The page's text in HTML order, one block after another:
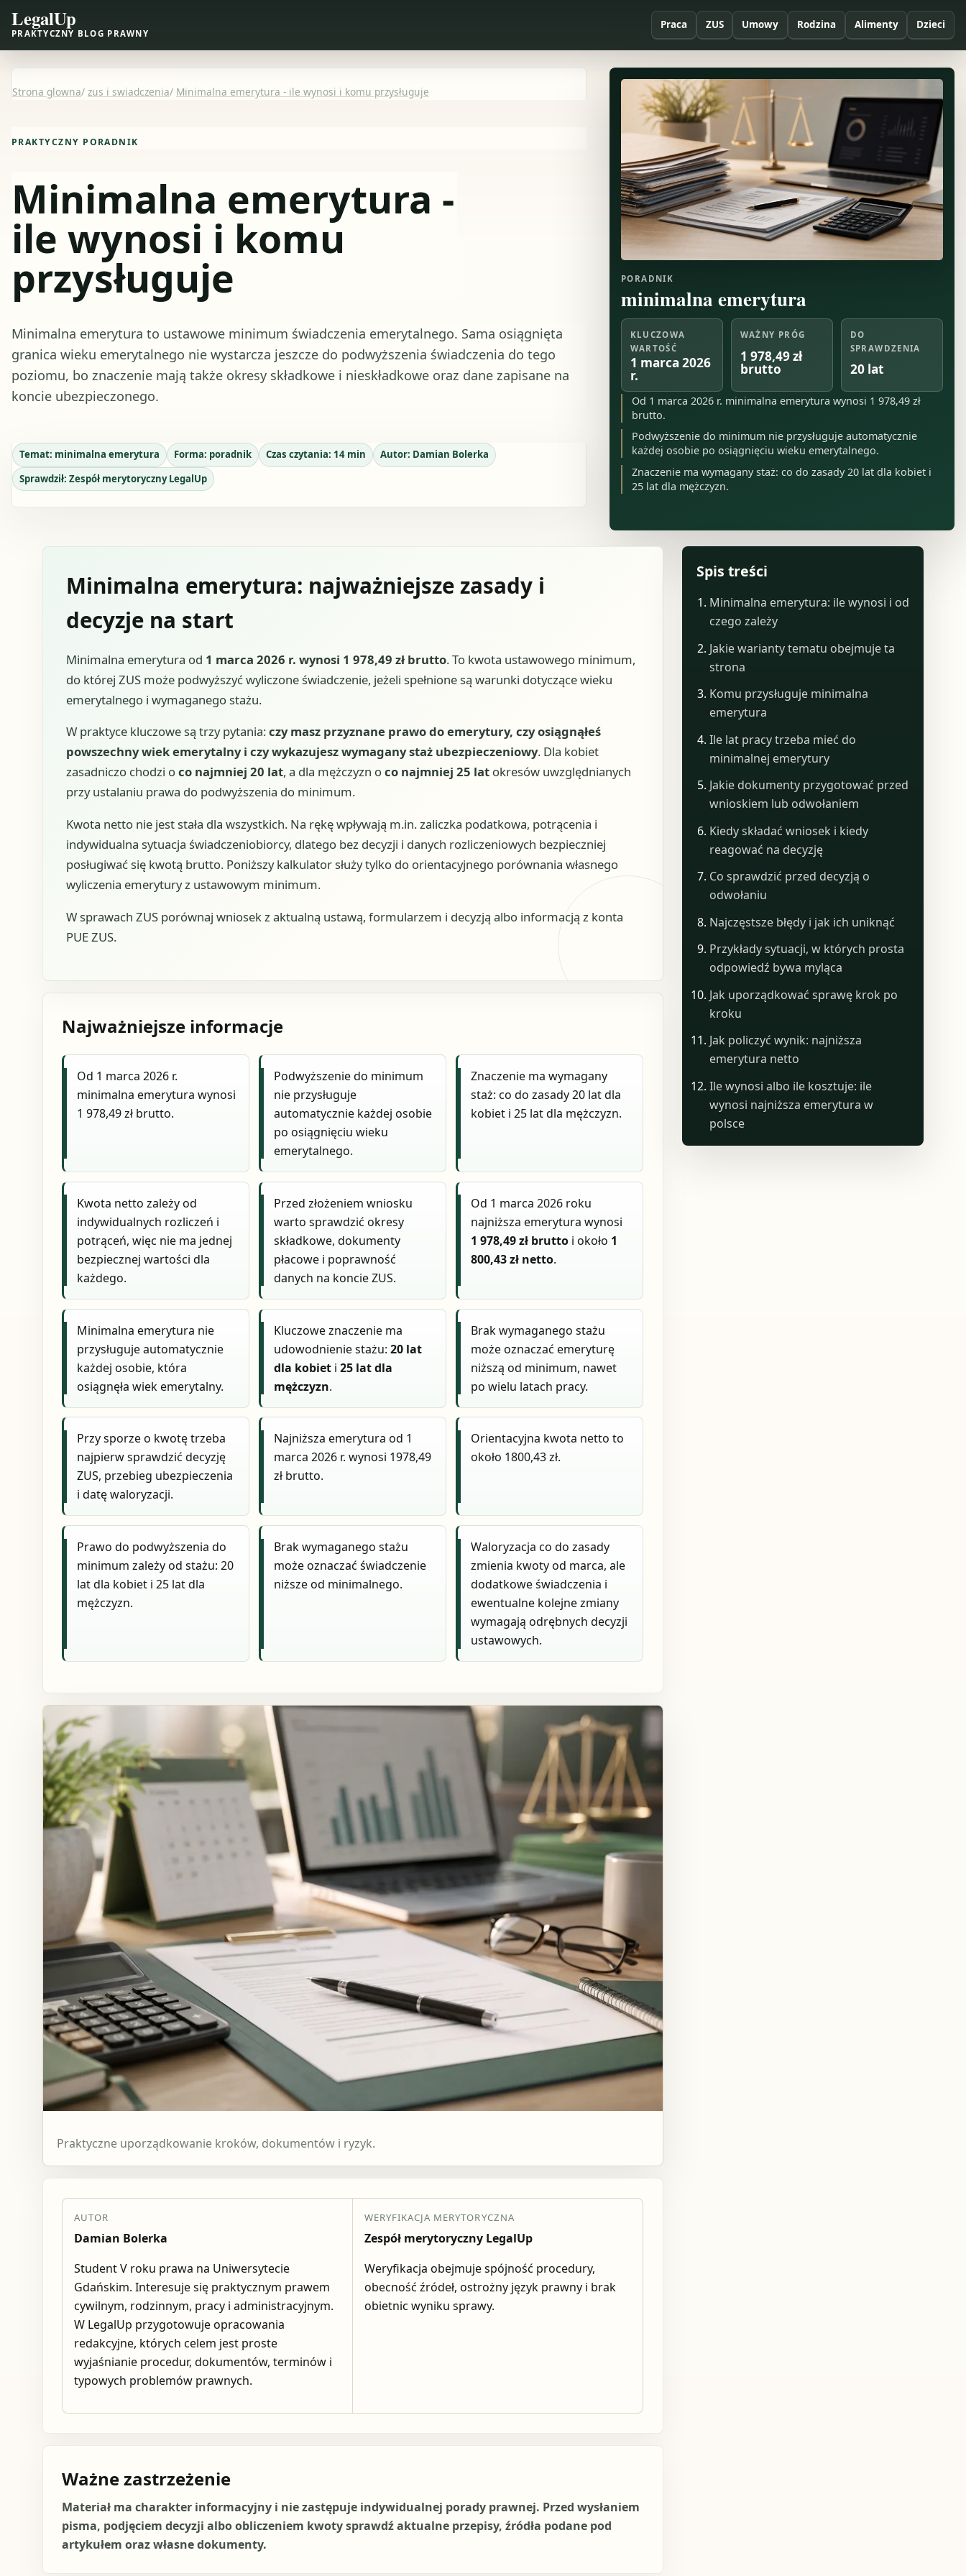
LegalUp
PRAKTYCZNY BLOG PRAWNY
Praca ZUS Umowy Rodzina Alimenty Dzieci
Strona glowna/ zus i swiadczenia/ Minimalna emerytura - ile wynosi i komu przysługuje
PRAKTYCZNY PORADNIK
Minimalna emerytura -
ile wynosi i komu
przysługuje
Minimalna emerytura to ustawowe minimum świadczenia emerytalnego. Sama osiągnięta
granica wieku emerytalnego nie wystarcza jeszcze do podwyższenia świadczenia do tego
poziomu, bo znaczenie mają także okresy składkowe i nieskładkowe oraz dane zapisane na
koncie ubezpieczonego.
Temat: minimalna emerytura Forma: poradnik Czas czytania: 14min Autor: Damian Bolerka
Sprawdził: Zespół merytoryczny LegalUp
PORADNIK
minimalna emerytura
KLUCZOWA
WARTOŚĆ
1 marca 2026
r.
WAŻNY PRÓG
1 978,49 zł
brutto
DO
SPRAWDZENIA
20 lat
Od 1 marca 2026 r. minimalna emerytura wynosi 1 978,49 zł
brutto.
Podwyższenie do minimum nie przysługuje automatycznie
każdej osobie po osiągnięciu wieku emerytalnego.
Znaczenie ma wymagany staż: co do zasady 20 lat dla kobiet i
25 lat dla mężczyzn.
Minimalna emerytura: najważniejsze zasady i
decyzje na start
Minimalna emerytura od 1 marca 2026 r. wynosi 1 978,49 zł brutto. To kwota ustawowego minimum,
do której ZUS może podwyższyć wyliczone świadczenie, jeżeli spełnione są warunki dotyczące wieku
emerytalnego i wymaganego stażu.
W praktyce kluczowe są trzy pytania:czy masz przyznane prawo do emerytury, czy osiągnąłeś
powszechny wiek emerytalny i czy wykazujesz wymagany staż ubezpieczeniowy. Dla kobiet
zasadniczo chodzi oco najmniej 20 lat, a dla mężczyzn oco najmniej 25 latokresów uwzględnianych
przy ustalaniu prawa do podwyższenia do minimum.
Kwota netto nie jest stała dla wszystkich. Na rękę wpływają m.in. zaliczka podatkowa, potrącenia i
indywidualna sytuacja świadczeniobiorcy, dlatego bez decyzji i danych rozliczeniowych bezpieczniej
posługiwać się kwotą brutto. Poniższy kalkulator służy tylko do orientacyjnego porównania własnego
wyliczenia emerytury z ustawowym minimum.
W sprawach ZUS porównaj wniosek z aktualną ustawą, formularzem i decyzją albo informacją z konta
PUE ZUS.
Najważniejsze informacje
Od 1 marca 2026 r.
minimalna emerytura wynosi
1 978,49 zł brutto.
Podwyższenie do minimum
nie przysługuje
automatycznie każdej osobie
po osiągnięciu wieku
emerytalnego.
Znaczenie ma wymagany
staż: co do zasady 20 lat dla
kobiet i 25 lat dla mężczyzn.
Kwota netto zależy od
indywidualnych rozliczeń i
potrąceń, więc nie ma jednej
bezpiecznej wartości dla
każdego.
Przed złożeniem wniosku
warto sprawdzić okresy
składkowe, dokumenty
płacowe i poprawność
danych na koncie ZUS.
Od 1 marca 2026 roku
najniższa emerytura wynosi
1 978,49 zł brutto i około 1
800,43 zł netto.
Minimalna emerytura nie
przysługuje automatycznie
każdej osobie, która
osiągnęła wiek emerytalny.
Kluczowe znaczenie ma
udowodnienie stażu:20 lat
dla kobiet i25 lat dla
mężczyzn.
Brak wymaganego stażu
może oznaczać emeryturę
niższą od minimum, nawet
po wielu latach pracy.
Przy sporze o kwotę trzeba
najpierw sprawdzić decyzję
ZUS, przebieg ubezpieczenia
i datę waloryzacji.
Najniższa emerytura od 1
marca 2026 r. wynosi 1978,49
zł brutto.
Orientacyjna kwota netto to
około 1800,43 zł.
Prawo do podwyższenia do
minimum zależy od stażu: 20
lat dla kobiet i 25 lat dla
mężczyzn.
Brak wymaganego stażu
może oznaczać świadczenie
niższe od minimalnego.
Waloryzacja co do zasady
zmienia kwoty od marca, ale
dodatkowe świadczenia i
ewentualne kolejne zmiany
wymagają odrębnych decyzji
ustawowych.
Praktyczne uporządkowanie kroków, dokumentów i ryzyk.
AUTOR
Damian Bolerka
Student V roku prawa na Uniwersytecie
Gdańskim. Interesuje się praktycznym prawem
cywilnym, rodzinnym, pracy i administracyjnym.
W LegalUp przygotowuje opracowania
redakcyjne, których celem jest proste
wyjaśnianie procedur, dokumentów, terminów i
typowych problemów prawnych.
WERYFIKACJA MERYTORYCZNA
Zespół merytoryczny LegalUp
Weryfikacja obejmuje spójność procedury,
obecność źródeł, ostrożny język prawny i brak
obietnic wyniku sprawy.
Ważne zastrzeżenie
Materiał ma charakter informacyjny i nie zastępuje indywidualnej porady prawnej. Przed wysłaniem
pisma, podjęciem decyzji albo obliczeniem kwoty sprawdź aktualne przepisy, źródła podane pod
artykułem oraz własne dokumenty.
Spis treści
Minimalna emerytura: ile wynosi i od
czego zależy
Jakie warianty tematu obejmuje ta
strona
Komu przysługuje minimalna
emerytura
Ile lat pracy trzeba mieć do
minimalnej emerytury
Jakie dokumenty przygotować przed
wnioskiem lub odwołaniem
Kiedy składać wniosek i kiedy
reagować na decyzję
Co sprawdzić przed decyzją o
odwołaniu
Najczęstsze błędy i jak ich uniknąć
Przykłady sytuacji, w których prosta
odpowiedź bywa myląca
Jak uporządkować sprawę krok po
kroku
Jak policzyć wynik: najniższa
emerytura netto
Ile wynosi albo ile kosztuje: ile
wynosi najniższa emerytura w
polsce